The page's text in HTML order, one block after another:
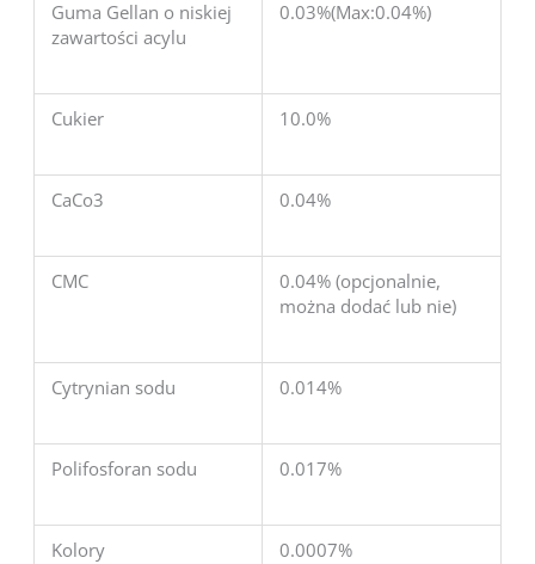
Guma Gellan o niskiej
zawartości acylu
0.03%(Max:0.04%)
Cukier 10.0%
CaCo3 0.04%
CMC
0.04% (opcjonalnie,
można dodać lub nie)
Cytrynian sodu 0.014%
Polifosforan sodu 0.017%
Kolory 0.0007%